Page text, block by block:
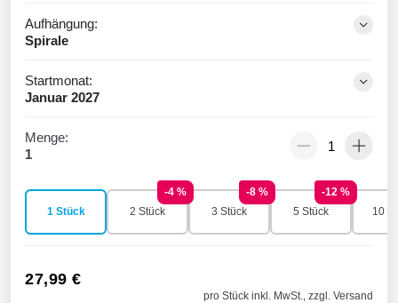
Aufhängung:
Spirale
Startmonat:
Januar 2027
Menge:
1
1 Stück
-4 %
2 Stück
-8 %
3 Stück
-12 %
5 Stück
10
27,99 €
pro Stück inkl. MwSt., zzgl. Versand